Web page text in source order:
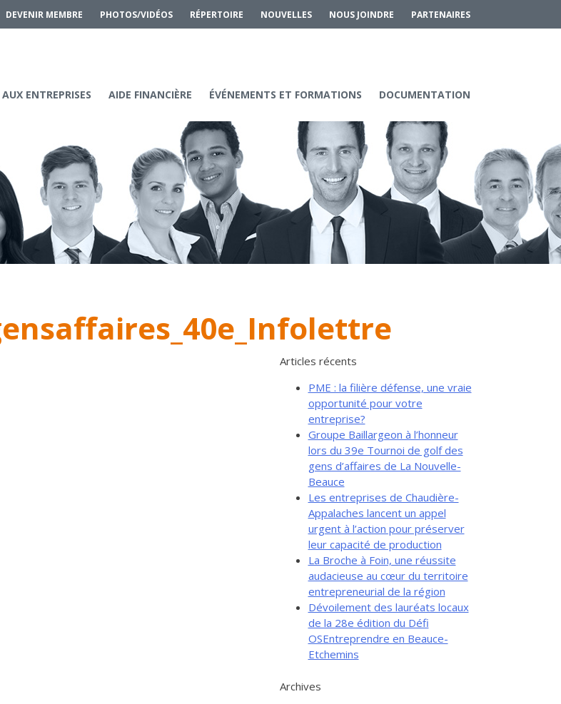
DEVENIR MEMBRE PHOTOS/VIDÉOS RÉPERTOIRE NOUVELLES NOUS JOINDRE PARTENAIRES
AUX ENTREPRISES AIDE FINANCIÈRE ÉVÉNEMENTS ET FORMATIONS DOCUMENTATION
Articles récents
PME : la filière défense, une vraie
opportunité pour votre
entreprise?
Groupe Baillargeon à l’honneur
lors du 39e Tournoi de golf des
gens d’affaires de La Nouvelle-
Beauce
Les entreprises de Chaudière-
Appalaches lancent un appel
urgent à l’action pour préserver
leur capacité de production
La Broche à Foin, une réussite
audacieuse au cœur du territoire
entrepreneurial de la région
Dévoilement des lauréats locaux
de la 28e édition du Défi
OSEntreprendre en Beauce-
Etchemins
Archives